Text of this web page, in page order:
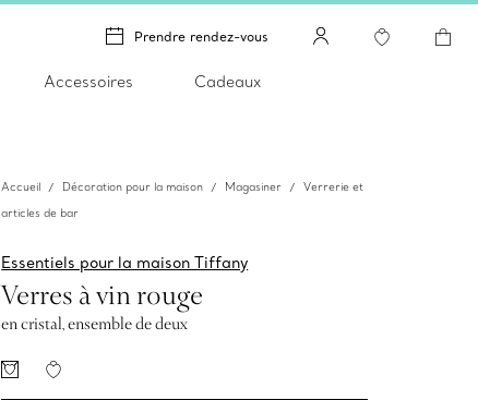
Prendre rendez-vous
Accessoires Cadeaux
Accueil Décoration pour la maison Magasiner
Verrerie et
articles de bar
Essentiels pour la maison Tiffany
Verres à vin rouge
en cristal, ensemble de deux